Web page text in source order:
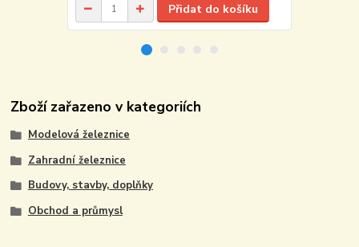
Přidat do košíku
Zboží zařazeno v kategoriích
Modelová železnice
Zahradní železnice
Budovy, stavby, doplňky
Obchod a průmysl